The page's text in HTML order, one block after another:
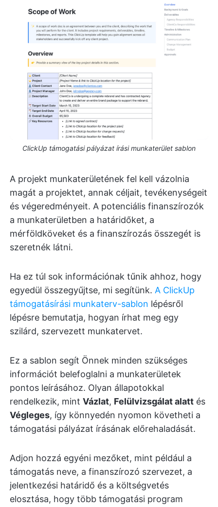
ClickUp támogatási pályázat írási munkaterület sablon
A projekt munkaterületének fel kell vázolnia
magát a projektet, annak céljait, tevékenységeit
és végeredményeit. A potenciális finanszírozók
a munkaterületben a határidőket, a
mérföldköveket és a finanszírozás összegét is
szeretnék látni.
Ha ez túl sok információnak tűnik ahhoz, hogy
egyedül összegyűjtse, mi segítünk. A ClickUp
támogatásírási munkaterv-sablon lépésről
lépésre bemutatja, hogyan írhat meg egy
szilárd, szervezett munkatervet.
Ez a sablon segít Önnek minden szükséges
információt belefoglalni a munkaterületek
pontos leírásához. Olyan állapotokkal
rendelkezik, mint Vázlat, Felülvizsgálat alatt és
Végleges, így könnyedén nyomon követheti a
támogatási pályázat írásának előrehaladását.
Adjon hozzá egyéni mezőket, mint például a
támogatás neve, a finanszírozó szervezet, a
jelentkezési határidő és a költségvetés
elosztása, hogy több támogatási program